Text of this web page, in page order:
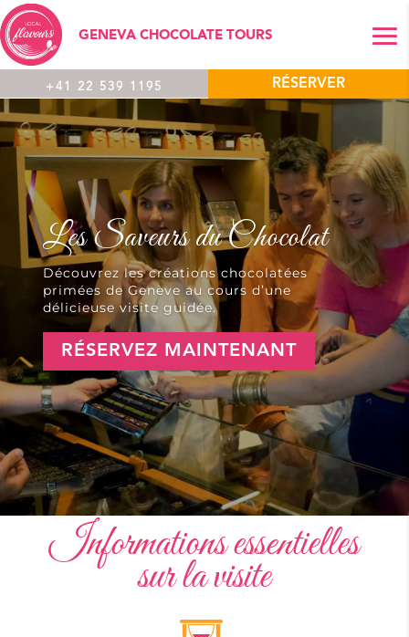
GENEVA CHOCOLATE TOURS
+41 22 539 1195 RÉSERVER
Les Saveurs du Chocolat
Découvrez les créations chocolatées
primées de Genève au cours d’une
délicieuse visite guidée.
RÉSERVEZ MAINTENANT
Informations essentielles
sur la visite